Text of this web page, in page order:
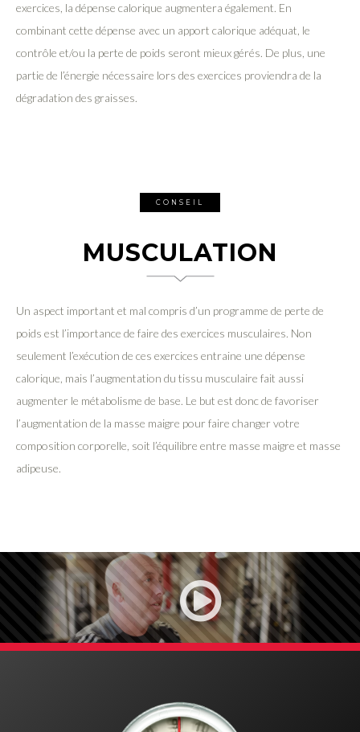
exercices, la dépense calorique augmentera également. En
combinant cette dépense avec un apport calorique adéquat, le
contrôle et/ou la perte de poids seront mieux gérés. De plus, une
partie de l’énergie nécessaire lors des exercices proviendra de la
dégradation des graisses.
CONSEIL
MUSCULATION
Un aspect important et mal compris d’un programme de perte de
poids est l’importance de faire des exercices musculaires. Non
seulement l’exécution de ces exercices entraine une dépense
calorique, mais l’augmentation du tissu musculaire fait aussi
augmenter le métabolisme de base. Le but est donc de favoriser
l’augmentation de la masse maigre pour faire changer votre
composition corporelle, soit l’équilibre entre masse maigre et masse
adipeuse.